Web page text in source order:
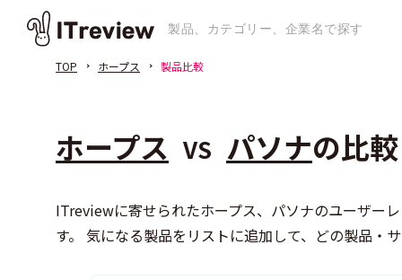
TOP ホープス 製品比較
ホープス VS パソナの比較
ITreviewに寄せられたホープス、パソナのユーザー
す。 気になる製品をリストに追加して、どの製品・